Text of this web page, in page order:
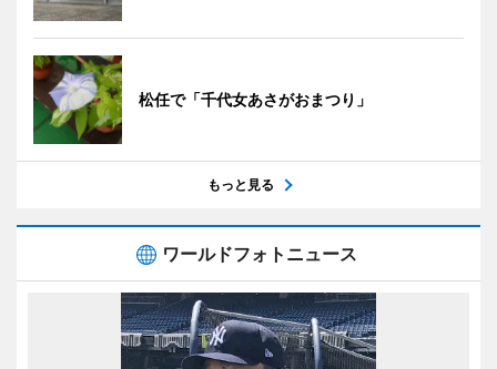
松任で「千代女あさがおまつり」
もっと見る
ワールドフォトニュース